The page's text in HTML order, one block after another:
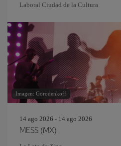
Laboral Ciudad de la Cultura
Imagen: Gorodenkoff
14 ago 2026 - 14 ago 2026
MESS (MX)